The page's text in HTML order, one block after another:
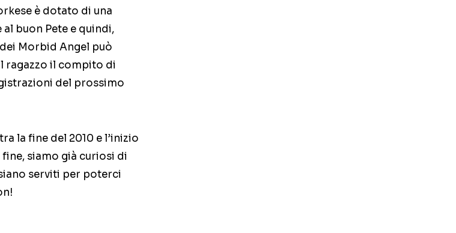
è dotato di una
buon Pete e quindi,
Morbid Angel può
ragazzo il compito di
del prossimo
la fine del 2010 e l’inizio
fine, siamo già curiosi di
serviti per poterci